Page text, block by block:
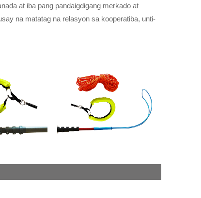
at iba pang pandaigdigang merkado at
na matatag na relasyon sa kooperatiba, unti-